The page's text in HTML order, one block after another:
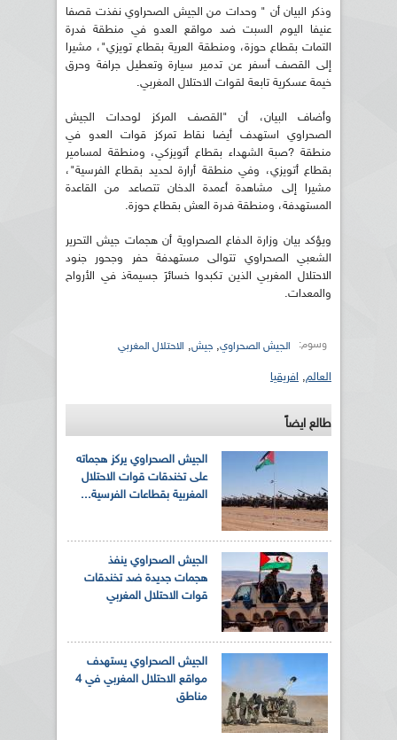
وذكر البيان أن " وحدات من الجيش الصحراوي نفذت قصفا
عنيفا اليوم السبت ضد مواقع العدو في منطقة فدرة
التمات بقطاع حوزة، ومنطقة العرية بقطاع تويزي"، مشيرا
إلى القصف أسفر عن تدمير سيارة وتعطيل جرافة وحرق
خيمة عسكرية تابعة لقوات الاحتلال المغربي.
وأضاف البيان، أن "القصف المركز لوحدات الجيش
الصحراوي استهدف أيضا نقاط تمركز قوات العدو في
منطقة ?صبة الشهداء بقطاع أتويزكي، ومنطقة لمسامير
بقطاع أتويزي، وفي منطقة أرارة لحديد بقطاع الفرسية"،
مشيرا إلى مشاهدة أعمدة الدخان تتصاعد من القاعدة
المستهدفة، ومنطقة فدرة العش بقطاع حوزة.
ويؤكد بيان وزارة الدفاع الصحراوية أن هجمات جيش التحرير
الشعبي الصحراوي تتوالى مستهدفة حفر وجحور جنود
الاحتلال المغربي الذين تكبدوا خسائرَ جسيمةذ في الأرواح
والمعدات.
وسوم: الجيش الصحراوي, جيش, الاحتلال المغربي
العالم, افريقيا
طالع ايضاً
الجيش الصحراوي يركز هجماته
على تخندقات قوات الاحتلال
المغربية بقطاعات الفرسية...
الجيش الصحراوي ينفذ
هجمات جديدة ضد تخندقات
قوات الاحتلال المغربي
الجيش الصحراوي يستهدف
مواقع الاحتلال المغربي في 4
مناطق